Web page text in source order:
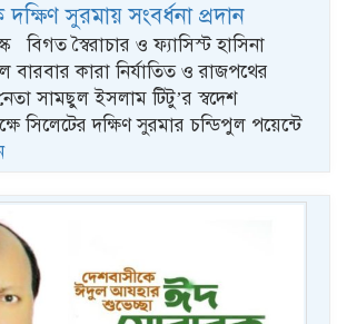
সুরমায় সংবর্ধনা প্রদান
বিগত স্বৈরাচার ও ফ্যাসিস্ট হাসিনা
কারা নির্যাতিত ও রাজপথের
সামছুল ইসলাম টিটু’র স্বদেশ
সিলেটের দক্ষিণ সুরমার চন্ডিপুল পয়েন্টে